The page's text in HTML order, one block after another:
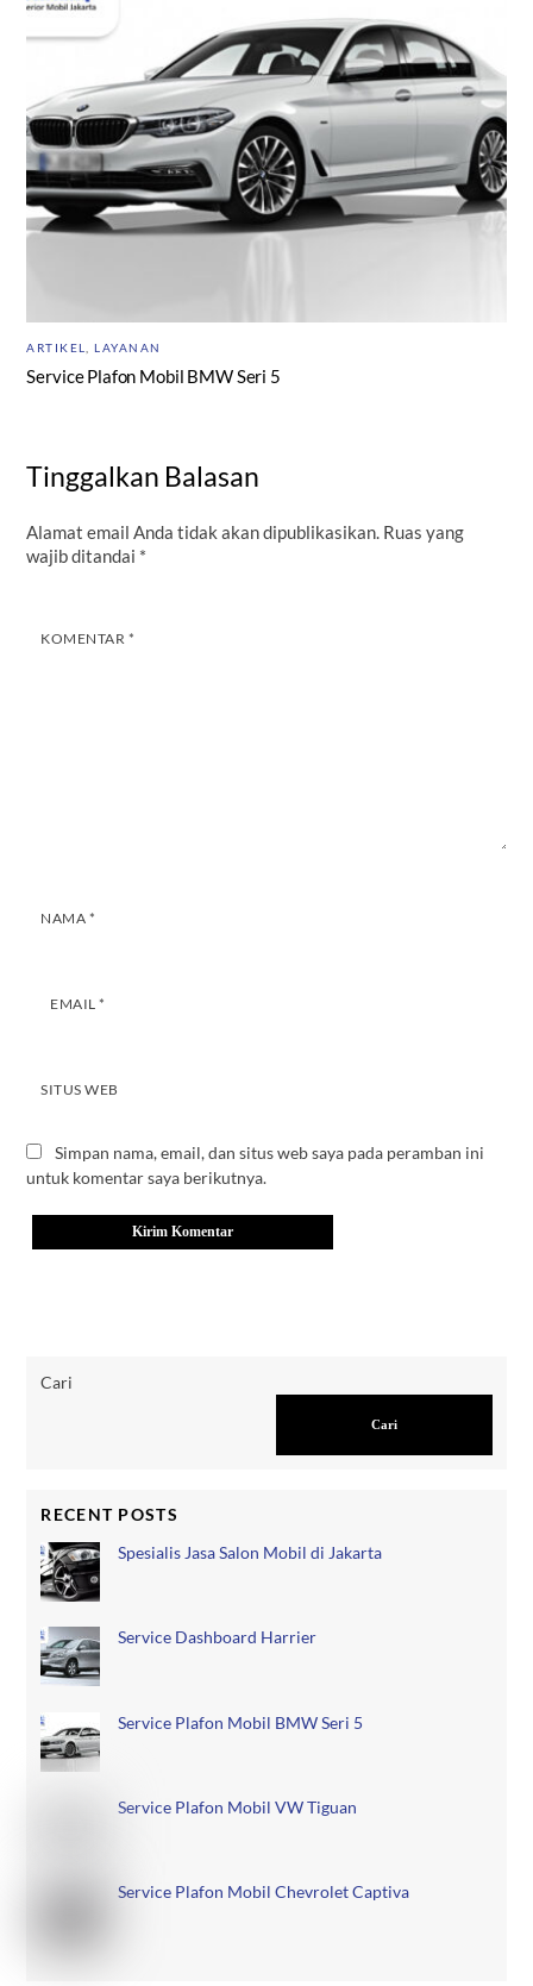
ARTIKEL ,LAYANAN
Service Plafon Mobil BMW Seri 5
Tinggalkan Balasan
Alamat email Anda tidak akan dipublikasikan. Ruas yang
wajib ditandai *
KOMENTAR *
NAMA *
EMAIL*
SITUS WEB
Simpan nama, email, dan situs web saya pada peramban ini
untuk komentar saya berikutnya.
Cari
Cari
RECENT POSTS
Spesialis Jasa Salon Mobil di Jakarta
Service Dashboard Harrier
Service Plafon Mobil BMW Seri 5
Service Plafon Mobil VW Tiguan
Service Plafon Mobil Chevrolet Captiva